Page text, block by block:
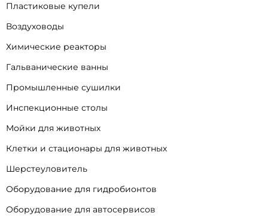
Пластиковые купели
Воздуховоды
Химические реакторы
Гальванические ванны
Промышленные сушилки
Инспекционные столы
Мойки для животных
Клетки и стационары для животных
Шерстеуловитель
Оборудование для гидробионтов
Оборудование для автосервисов